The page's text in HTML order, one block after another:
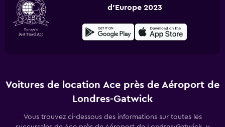
d'Europe 2023
Voitures de location Ace près de Aéroport de
Londres-Gatwick
Vous trouvez ci-dessous des informations sur toutes les